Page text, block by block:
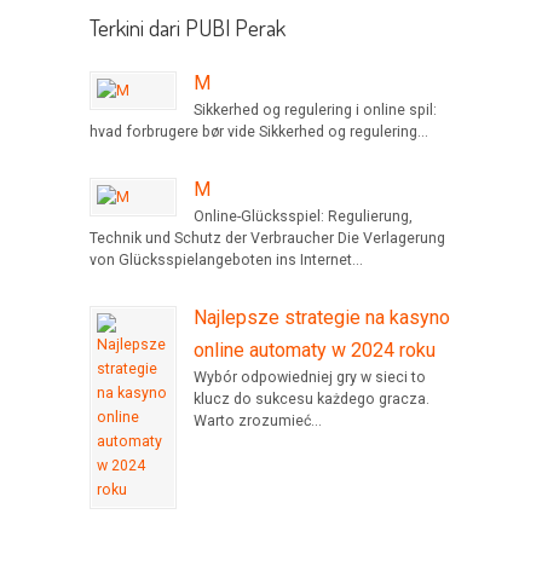
Terkini dari PUBI Perak
M
Sikkerhed og regulering i online spil:
hvad forbrugere bør vide Sikkerhed og regulering...
M
Online-Glücksspiel: Regulierung,
Technik und Schutz der Verbraucher Die Verlagerung
von Glücksspielangeboten ins Internet...
Najlepsze strategie na kasyno
online automaty w 2024 roku
Wybór odpowiedniej gry w sieci to
klucz do sukcesu każdego gracza.
Warto zrozumieć...